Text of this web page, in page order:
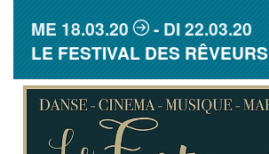
ME18.03.20 DI22.03.20
LE FESTIVAL DES RÊVEURS